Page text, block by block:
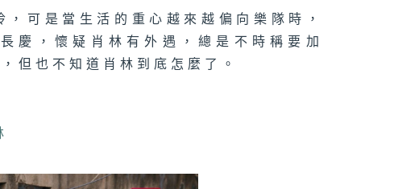
可是當生活的重心越來越偏向樂隊時，
慶，懷疑肖林有外遇，總是不時稱要加
但也不知道肖林到底怎麼了。